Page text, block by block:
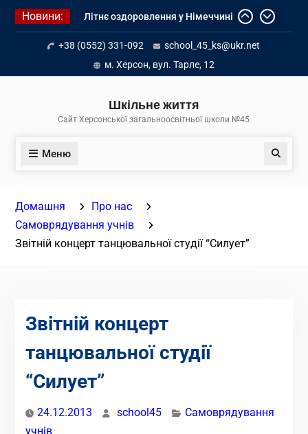
Перейти
Новини:
Літнє оздоровлення у Німеччині
Діалог з бізнесом
Інформація про вступ молоді з
тимчасово окупованих територій
до українських закладів освіти
+38 (0552) 331-092
school_45_ks@ukr.net
м. Херсон, вул. Тарле, 12
Шкільне життя
Сайт Херсонської загальноосвітньої школи №45
Меню Пошук
Домашня
Про нас
Самоврядування учнів
Звітній концерт танцювальної студії “Силует”
Звітній концерт
танцювальної студії
“Силует”
24.12.2013 school45
Самоврядування
учнів